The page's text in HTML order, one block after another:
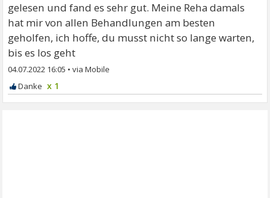
gelesen und fand es sehr gut. Meine Reha damals
hat mir von allen Behandlungen am besten
geholfen, ich hoffe, du musst nicht so lange warten,
bis es los geht
04.07.2022 16:05 •
x 1